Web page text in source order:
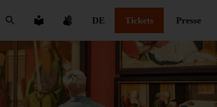
DE Tickets Presse